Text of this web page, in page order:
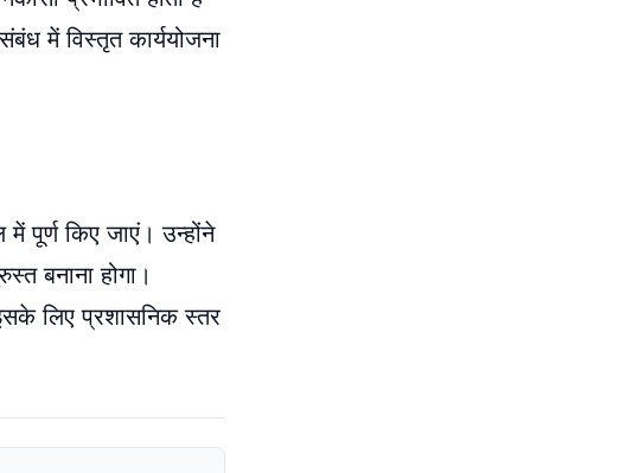
में विस्तृत कार्ययोजना
पूर्ण किए जाएं। उन्होंने
बनाना होगा।
लिए प्रशासनिक स्तर